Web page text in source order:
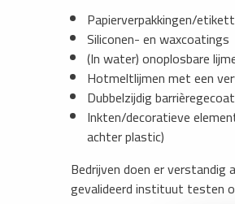
Papierverpakkingen/
Siliconen- en waxcoatings
(In water) onoplosbare
Hotmeltlijmen met een
Dubbelzijdig
Inkten/decoratieve
achter plastic)
Bedrijven doen er
gevalideerd instituut testen